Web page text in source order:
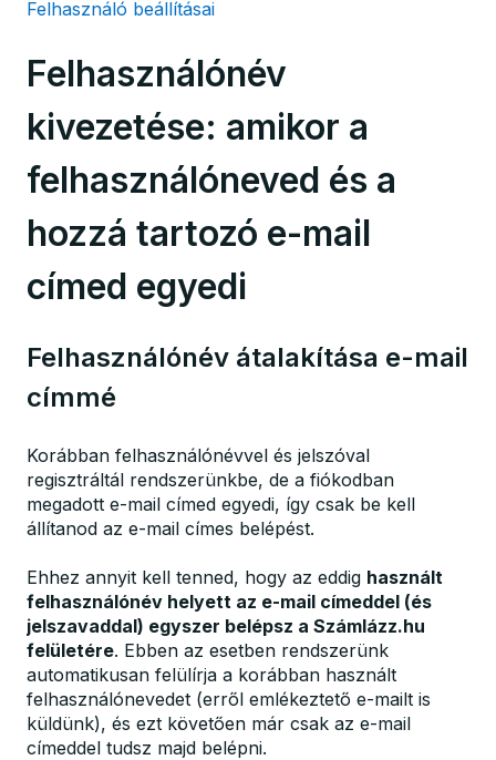
Felhasználó beállításai
Felhasználónév
kivezetése: amikor a
felhasználóneved és a
hozzá tartozó e-mail
címed egyedi
Felhasználónév átalakítása e-mail
címmé
Korábban felhasználónévvel és jelszóval
regisztráltál rendszerünkbe, de a fiókodban
megadott e-mail címed egyedi, így csak be kell
állítanod az e-mail címes belépést.
Ehhez annyit kell tenned, hogy az eddig használt
felhasználónév helyett az e-mail címeddel (és
jelszavaddal) egyszer belépsz a Számlázz.hu
felületére. Ebben az esetben rendszerünk
automatikusan felülírja a korábban használt
felhasználónevedet (erről emlékeztető e-mailt is
küldünk), és ezt követően már csak az e-mail
címeddel tudsz majd belépni.